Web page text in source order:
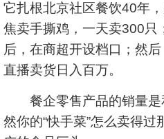
它扎根北京社区餐饮40年
焦卖手撕鸡，一天卖300只
后，在商超开设档口；然
直播卖货日入百万。
餐企零售产品的销量是
然你的“快手菜”怎么卖得